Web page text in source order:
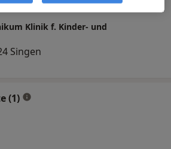
Klinik f. Kinder- und
Singen
(1)